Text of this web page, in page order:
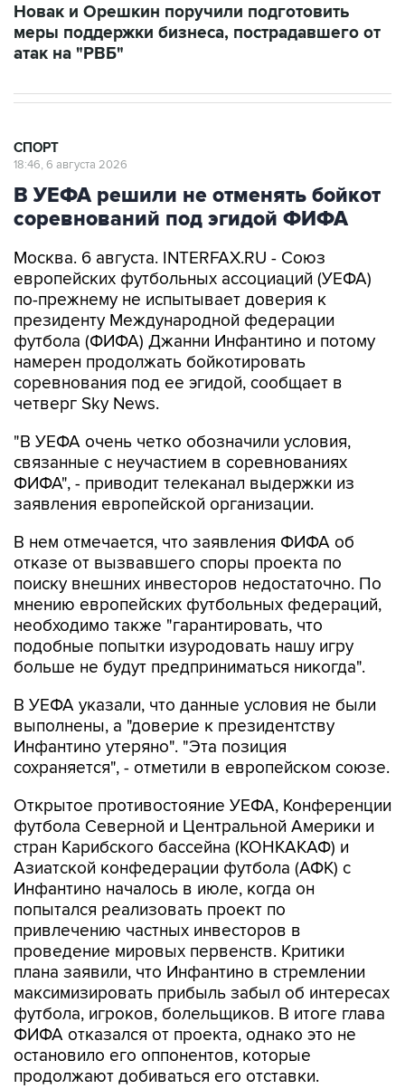
Новак и Орешкин поручили подготовить
меры поддержки бизнеса, пострадавшего от
атак на "РВБ"
СПОРТ
18:46, 6 августа 2026
В УЕФА решили не отменять бойкот
соревнований под эгидой ФИФА
Москва. 6 августа. INTERFAX.RU - Союз
европейских футбольных ассоциаций (УЕФА)
по-прежнему не испытывает доверия к
президенту Международной федерации
футбола (ФИФА) Джанни Инфантино и потому
намерен продолжать бойкотировать
соревнования под ее эгидой, сообщает в
четверг Sky News.
"В УЕФА очень четко обозначили условия,
связанные с неучастием в соревнованиях
ФИФА", - приводит телеканал выдержки из
заявления европейской организации.
В нем отмечается, что заявления ФИФА об
отказе от вызвавшего споры проекта по
поиску внешних инвесторов недостаточно. По
мнению европейских футбольных федераций,
необходимо также "гарантировать, что
подобные попытки изуродовать нашу игру
больше не будут предприниматься никогда".
В УЕФА указали, что данные условия не были
выполнены, а "доверие к президентству
Инфантино утеряно". "Эта позиция
сохраняется", - отметили в европейском союзе.
Открытое противостояние УЕФА, Конференции
футбола Северной и Центральной Америки и
стран Карибского бассейна (КОНКАКАФ) и
Азиатской конфедерации футбола (АФК) с
Инфантино началось в июле, когда он
попытался реализовать проект по
привлечению частных инвесторов в
проведение мировых первенств. Критики
плана заявили, что Инфантино в стремлении
максимизировать прибыль забыл об интересах
футбола, игроков, болельщиков. В итоге глава
ФИФА отказался от проекта, однако это не
остановило его оппонентов, которые
продолжают добиваться его отставки.